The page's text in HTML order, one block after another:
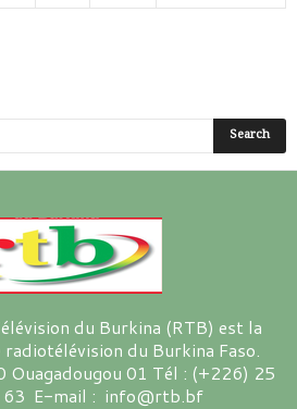
du Burkina (RTB) est la
du Burkina Faso.
Ouagadougou 01 Tél : (+226) 25
E-mail : info@rtb.bf